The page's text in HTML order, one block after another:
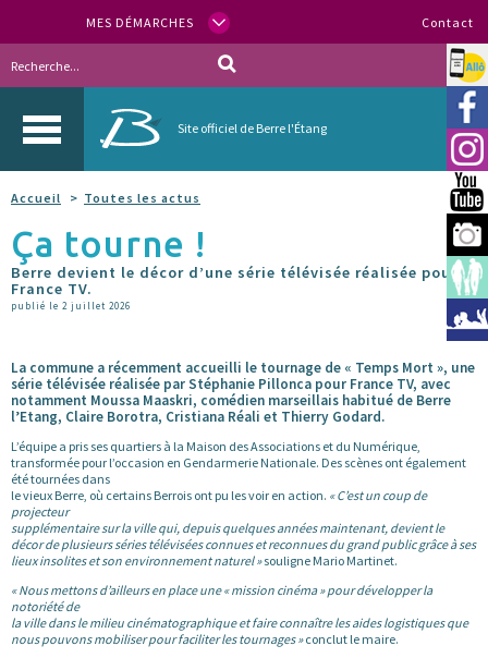
MES DÉMARCHES Contact
Site officiel de Berre l'Étang
Allo
Accueil Toutes les actus
Ça tourne !
Berre devient le décor d’une série télévisée réalisée pour
France TV.
publié le 2 juillet 2026
La commune a récemment accueilli le tournage de « Temps Mort », une
série télévisée réalisée par Stéphanie Pillonca pour France TV, avec
notamment Moussa Maaskri, comédien marseillais habitué de Berre
l’Etang, Claire Borotra, Cristiana Réali et Thierry Godard.
L’équipe a pris ses quartiers à la Maison des Associations et du Numérique,
transformée pour l’occasion en Gendarmerie Nationale. Des scènes ont également
été tournées dans
le vieux Berre, où certains Berrois ont pu les voir en action. « C’est un coup de
projecteur
supplémentaire sur la ville qui, depuis quelques années maintenant, devient le
décor de plusieurs séries télévisées connues et reconnues du grand public grâce à ses
lieux insolites et son environnement naturel »souligne Mario Martinet.
« Nous mettons d’ailleurs en place une « mission cinéma » pour développer la
notoriété de
la ville dans le milieu cinématographique et faire connaître les aides logistiques que
nous pouvons mobiliser pour faciliter les tournages »conclut le maire.